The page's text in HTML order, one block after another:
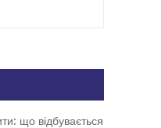
що відбувається